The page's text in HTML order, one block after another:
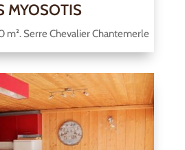
MYOSOTIS
m². Serre Chevalier Chantemerle